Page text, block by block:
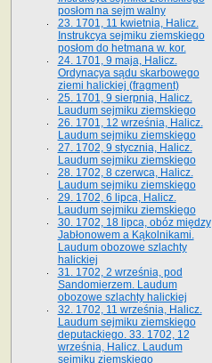
posłom na sejm walny
23. 1701, 11 kwietnia, Halicz.
Instrukcya sejmiku ziemskiego
posłom do hetmana w. kor.
24. 1701, 9 maja, Halicz.
Ordynacya sądu skarbowego
ziemi halickiej (fragment)
25. 1701, 9 sierpnia, Halicz.
Laudum sejmiku ziemskiego
26. 1701, 12 września, Halicz.
Laudum sejmiku ziemskiego
27. 1702, 9 stycznia, Halicz.
Laudum sejmiku ziemskiego
28. 1702, 8 czerwca, Halicz.
Laudum sejmiku ziemskiego
29. 1702, 6 lipca, Halicz.
Laudum sejmiku ziemskiego
30. 1702, 18 lipca, obóz między
Jabłonowem a Kąkolnikami.
Laudum obozowe szlachty
halickiej
31. 1702, 2 września, pod
Sandomierzem. Laudum
obozowe szlachty halickiej
32. 1702, 11 września, Halicz.
Laudum sejmiku ziemskiego
deputackiego. 33. 1702, 12
września, Halicz. Laudum
sejmiku ziemskiego